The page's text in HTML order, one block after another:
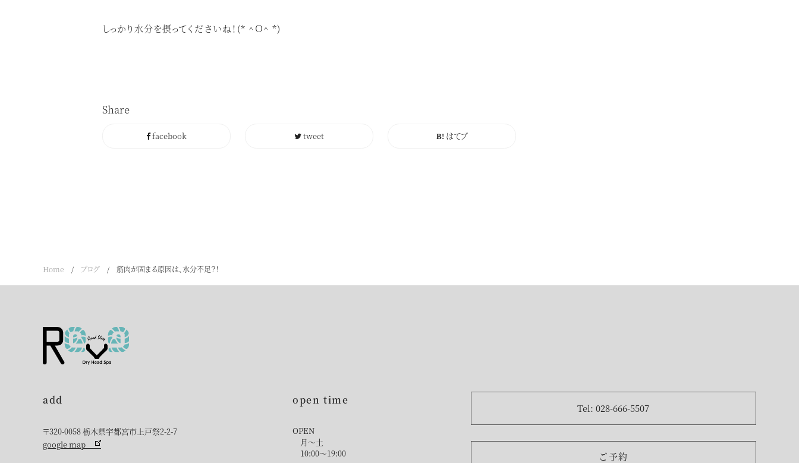
しっかり水分を摂ってくださいね！(* ^Ｏ^ *)
Share
facebook tweet はてブ
Home / ブログ / 筋肉が固まる原因は、水分不足？！
add
〒320-0058 栃木県宇都宮市上戸祭2-2-7
google map
open time
OPEN
月〜土
10:00〜19:00
Tel: 028-666-5507
ご予約